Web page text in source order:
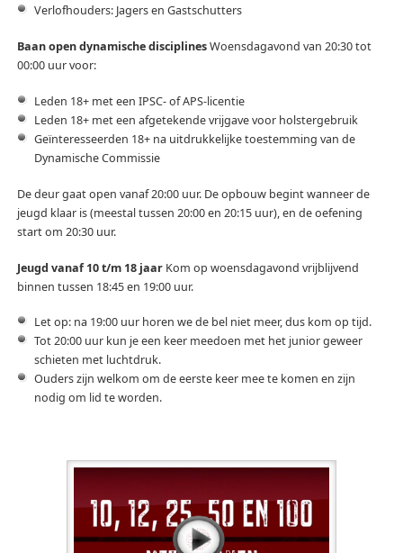
Verlofhouders: Jagers en Gastschutters
Baan open dynamische disciplinesWoensdagavond van 20:30 tot
00:00 uur voor:
Leden 18+ met een IPSC- of APS-licentie
Leden 18+ met een afgetekende vrijgave voor holstergebruik
Geïnteresseerden 18+ na uitdrukkelijke toestemming van de
Dynamische Commissie
De deur gaat open vanaf 20:00 uur. De opbouw begint wanneer de
jeugd klaar is (meestal tussen 20:00 en 20:15 uur), en de oefening
start om 20:30 uur.
Jeugd vanaf 10 t/m 18 jaarKom op woensdagavond vrijblijvend
binnen tussen 18:45 en 19:00 uur.
Let op: na 19:00 uur horen we de bel niet meer, dus kom op tijd.
Tot 20:00 uur kun je een keer meedoen met het junior geweer
schieten met luchtdruk.
Ouders zijn welkom om de eerste keer mee te komen en zijn
nodig om lid te worden.